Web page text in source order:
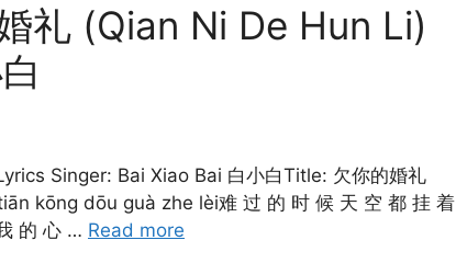
礼 (Qian Ni De Hun Li)
Singer: Bai Xiao Bai 白小白Title: 欠你的婚礼
kōng dōu guà zhe lèi难 过 的 时 候 天 空 都 挂 着
的 心 … Read more